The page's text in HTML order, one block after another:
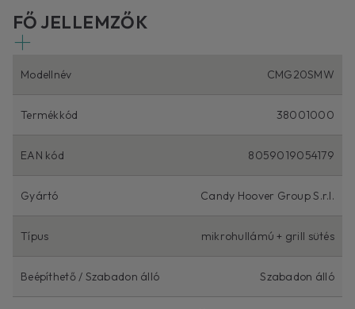
FŐ JELLEMZŐK
Modellnév CMG20SMW
Termékkód 38001000
EAN kód 8059019054179
Gyártó Candy Hoover Group S.r.l.
Típus mikrohullámú + grill sütés
Beépíthető / Szabadon álló Szabadon álló